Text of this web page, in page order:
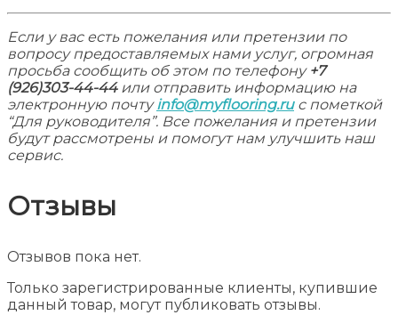
Если у вас есть пожелания или претензии по
вопросу предоставляемых нами услуг, огромная
просьба сообщить об этом по телефону +7
(926)303-44-44 или отправить информацию на
электронную почтуinfo@myflooring.ru с пометкой
“Для руководителя”. Все пожелания и претензии
будут рассмотрены и помогут нам улучшить наш
сервис.
Отзывы
Отзывов пока нет.
Только зарегистрированные клиенты, купившие
данный товар, могут публиковать отзывы.